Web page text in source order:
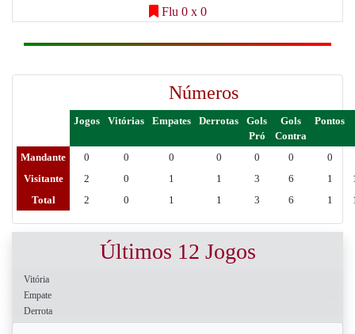
Flu 0 x 0
Números
Jogos Vitórias Empates Derrotas
Gols
Pró
Gols
Contra
Pontos
Mandante 0 0 0 0 0 0
0
Visitante
2 0 1 1 3 6 1
Total
2 0 1 1 3 6 1
Últimos 12 Jogos
Vitória
Empate
Derrota